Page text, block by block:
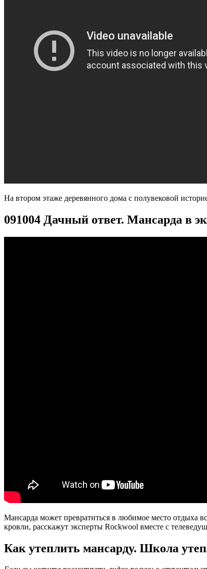
На втором этаже деревянного дома с полувековой
091004 Дачный ответ. Мансарда в
Мансарда может превратиться в любимое место отдыха
кровли, расскажут эксперты Rockwool вместе с
Как утеплить мансарду. Школа